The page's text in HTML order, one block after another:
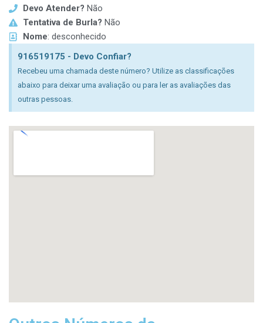
Devo Atender? Não
Tentativa de Burla? Não
Nome: desconhecido
916519175 - Devo Confiar?
Recebeu uma chamada deste número? Utilize as classificações
abaixo para deixar uma avaliação ou para ler as avaliações das
outras pessoas.